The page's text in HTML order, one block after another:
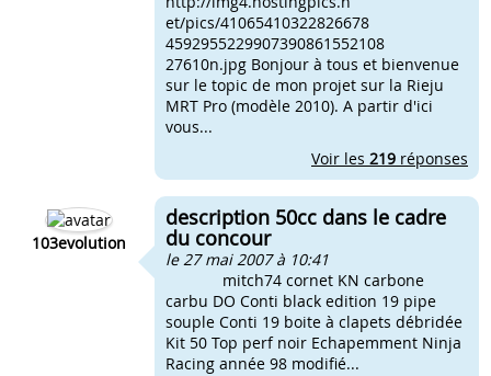
et/pics/41065410322826678
4592955229907390861552108
27610n.jpg Bonjour à tous et bienvenue
sur le topic de mon projet sur la Rieju
MRT Pro (modèle 2010). A partir d'ici
vous...
Voir les 219 réponses
103evolution
description 50cc dans le cadre
du concour
le 27 mai 2007 à 10:41
mitch74 cornet KN carbone
carbu DO Conti black edition 19 pipe
souple Conti 19 boite à clapets débridée
Kit 50 Top perf noir Echapemment Ninja
Racing année 98 modifié...